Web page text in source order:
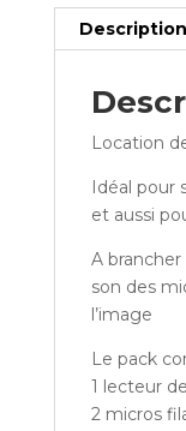
Description
Location
Idéal pour
et aussi
A
son des
l’image
Le pack
1 lecteur
2 micros